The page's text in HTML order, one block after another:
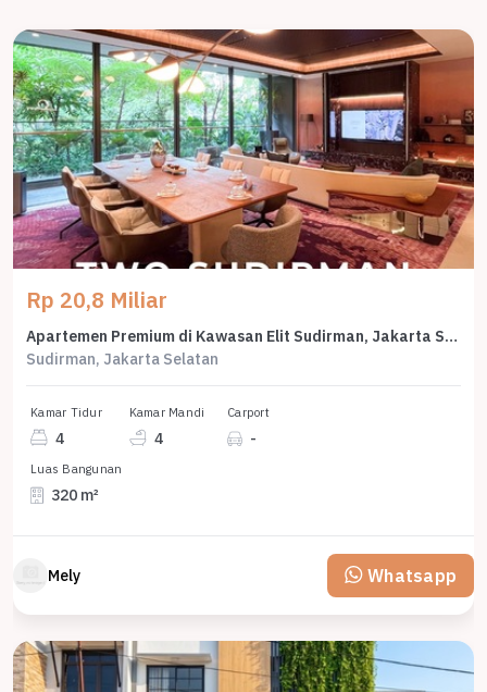
Rp 20,8 Miliar
Apartemen Premium di Kawasan Elit Sudirman, Jakarta Selatan, Harga 20,8 Miliar
Sudirman, Jakarta Selatan
Kamar Tidur
4
Kamar Mandi
4
Carport
-
Luas Bangunan
320 m²
Mely Whatsapp